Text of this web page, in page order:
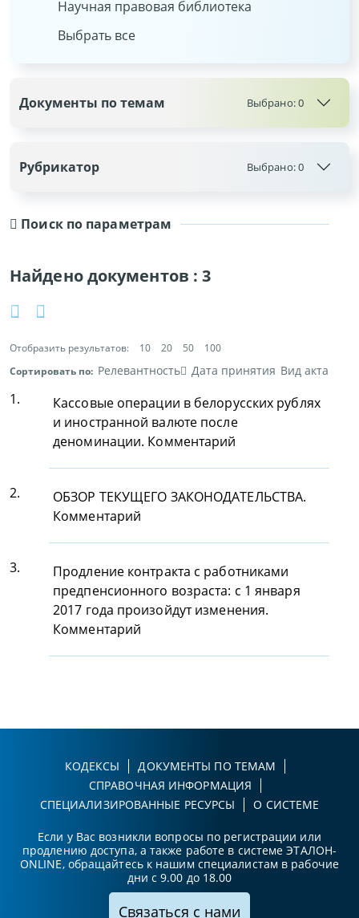
Поиск по параметрам
Найдено документов :3
Отобразить результатов: 10 20 50
100
Сортировать по: Релевантность Дата принятия Вид акта
1.
Кассовые операции в белорусских рублях
и иностранной валюте после
деноминации. Комментарий
2.
ОБЗОР ТЕКУЩЕГО ЗАКОНОДАТЕЛЬСТВА.
Комментарий
3.
Продление контракта с работниками
предпенсионного возраста: с 1 января
2017 года произойдут изменения.
Комментарий
Научная правовая библиотека
Выбрать все
Документы по темам Выбрано:0
Рубрикатор Выбрано:0
КОДЕКСЫ
ДОКУМЕНТЫ ПО ТЕМАМ
СПРАВОЧНАЯ ИНФОРМАЦИЯ
СПЕЦИАЛИЗИРОВАННЫЕ РЕСУРСЫ
О СИСТЕМЕ
Если у Вас возникли вопросы по регистрации или
продлению доступа, а также работе в системе ЭТАЛОН-
ONLINE, обращайтесь к нашим специалистам в рабочие
дни с 9.00 до 18.00
Связаться с нами